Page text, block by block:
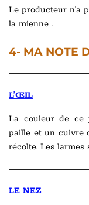
Le producteur n'a
la mienne .
4- MA NOTE
L’ŒIL
La couleur de ce
paille et un cuivre
récolte. Les larmes
LE NEZ